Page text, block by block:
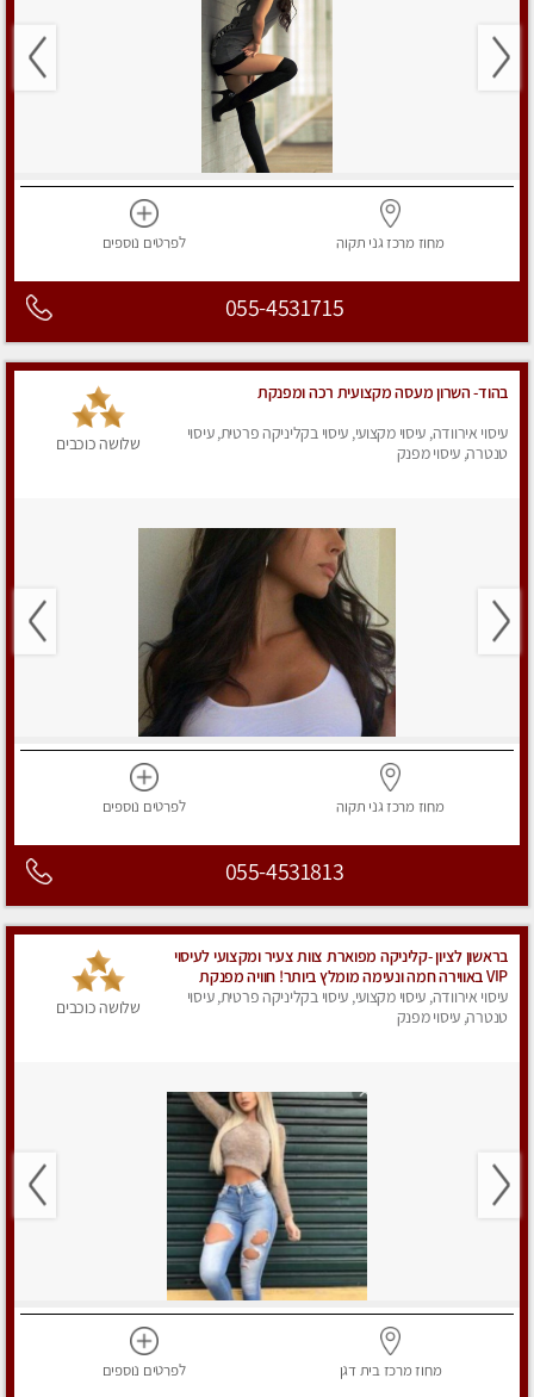
מחוז מרכז גני תקוה לפרטים נוספים
055-4531715
בהוד- השרון מעסה מקצועית רכה ומפנקת
עיסוי אירוודה, עיסוי מקצועי, עיסוי בקליניקה פרטית, עיסוי
טנטרה, עיסוי מפנק
שלושה כוכבים
מחוז מרכז גני תקוה לפרטים נוספים
055-4531813
בראשון לציון -קליניקה מפוארת צוות צעיר ומקצועי לעיסוי
VIP באווירה חמה ונעימה מומלץ ביותר! חוויה מפנקת
מאוד ... ללא מין !!
עיסוי אירוודה, עיסוי מקצועי, עיסוי בקליניקה פרטית, עיסוי
טנטרה, עיסוי מפנק
שלושה כוכבים
מחוז מרכז בית דגן לפרטים נוספים